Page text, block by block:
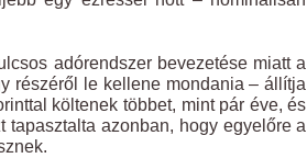
adórendszer bevezetése miatt a
részéről le kellene mondania – állítja
költenek többet, mint pár éve, és
azonban, hogy egyelőre a